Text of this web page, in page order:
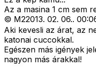
Az a masina 1 cm sem
© M22013. 02. 06..
Aki kevesli az árat, az
katonai cuccokkal.
Egészen más igények
nagyon más árakkal!